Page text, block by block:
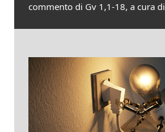
commento di Gv 1,1-18, a cura di